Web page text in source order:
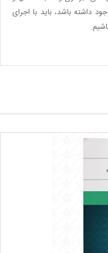
باشد، باید با اجرای
.